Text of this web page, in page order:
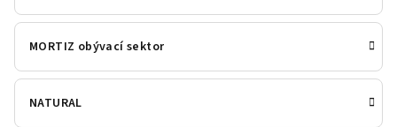
MORTIZ obývací sektor
NATURAL